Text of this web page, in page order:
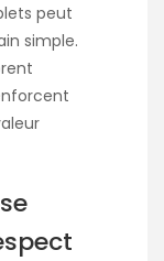
peut
simple.